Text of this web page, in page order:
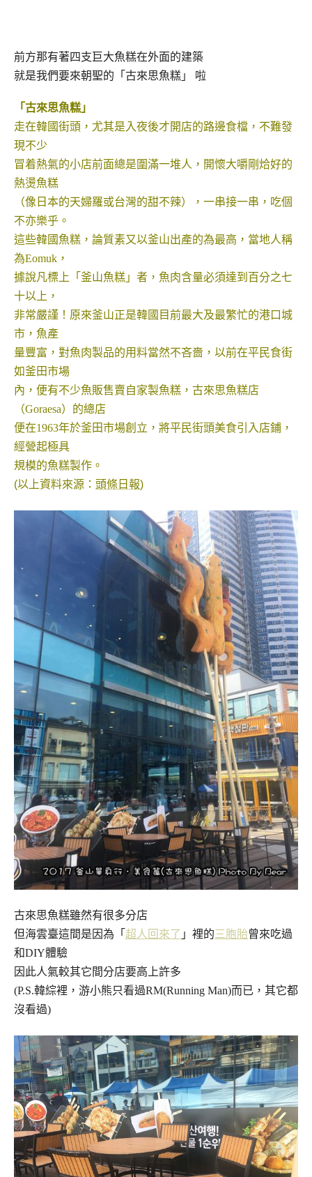
前方那有著四支巨大魚糕在外面的建築
就是我們要來朝聖的「古來思魚糕」 啦
「古來思魚糕」
走在韓國街頭，尤其是入夜後才開店的路邊食檔，不難發
現不少
冒着熱氣的小店前面總是圍滿一堆人，開懷大嚼剛烚好的
熱燙魚糕
（像日本的天婦羅或台灣的甜不辣），一串接一串，吃個
不亦樂乎。
這些韓國魚糕，論質素又以釜山出產的為最高，當地人稱
為Eomuk，
據說凡標上「釜山魚糕」者，魚肉含量必須達到百分之七
十以上，
非常嚴謹！原來釜山正是韓國目前最大及最繁忙的港口城
市， 魚產
量豐富，對魚肉製品的用料當然不吝嗇，以前在平民食街
如釜田市場
內，便有不少魚販售賣自家製魚糕，古來思魚糕店
（Goraesa）的總店
便在1963年於釜田市場創立，將平民街頭美食引入店鋪，
經營起極具
規模的魚糕製作。
(以上資料來源： 頭條日報)
古來思魚糕雖然有很多分店
但海雲臺這間是因為「 超人回來了 」裡的三胞胎曾來吃過
和DIY體驗
因此人氣較其它間分店要高上許多
(P.S.韓綜裡，游小熊只看過RM(Running Man)而已，其它都
沒看過)